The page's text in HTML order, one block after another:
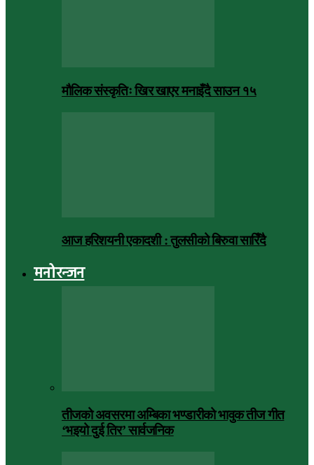
मौलिक संस्कृतिः खिर खाएर मनाइँदै साउन १५
आज हरिशयनी एकादशी : तुलसीको बिरुवा सारिँदै
मनोरन्जन
तीजको अवसरमा अम्बिका भण्डारीको भावुक तीज गीत
‘भइयो दुई तिर’ सार्वजनिक